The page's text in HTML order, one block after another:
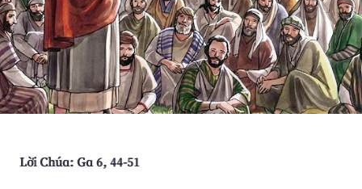
Lời Chúa: Ga 6, 44-51